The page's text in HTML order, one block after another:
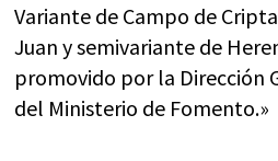
Variante de Campo de
Juan y semivariante de
promovido por la Dirección
del Ministerio de Fomento.»